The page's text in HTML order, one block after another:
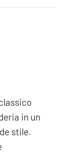
in un
stile.